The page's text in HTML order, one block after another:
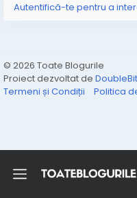
Autentifică-te pentru a
© 2026 Toate Blogurile
Proiect dezvoltat de DoubleBit
Termeni și Condiții
Politica